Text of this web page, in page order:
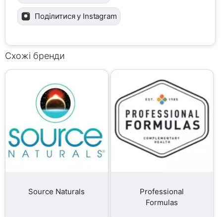
Поділитися у Instagram
Схожі бренди
Source Naturals
Professional
Formulas